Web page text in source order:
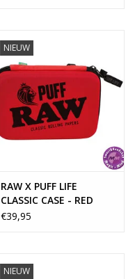
NIEUW
RAW X PUFF LIFE
CLASSIC CASE - RED
€39,95
NIEUW